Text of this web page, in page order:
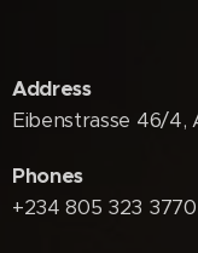
Address
Eibenstrasse 46/4,
Phones
+234 805 323 3770